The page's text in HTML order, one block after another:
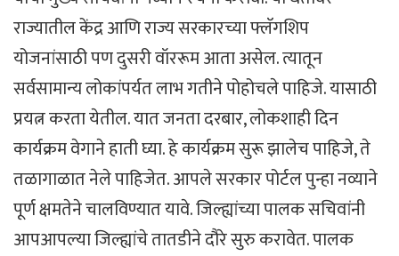
राज्यातील केंद्र आणि राज्य सरकारच्या फ्लॅगशिप
योजनांसाठी पण दुसरी वॉररूम आता असेल. त्यातून
सर्वसामान्य लोकांपर्यत लाभ गतीने पोहोचले पाहिजे. यासाठी
प्रयत्न करता येतील. यात जनता दरबार, लोकशाही दिन
कार्यक्रम वेगाने हाती घ्या. हे कार्यक्रम सुरू झालेच पाहिजे, ते
तळागाळात नेले पाहिजेत. आपले सरकार पोर्टल पुन्हा नव्याने
पूर्ण क्षमतेने चालविण्यात यावे. जिल्ह्यांच्या पालक सचिवांनी
आपआपल्या जिल्ह्यांचे तातडीने दौरे सुरु करावेत. पालक